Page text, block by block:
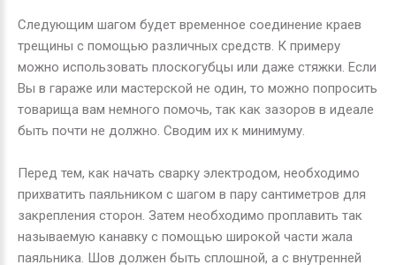
Следующим шагом будет временное соединение краев
трещины с помощью различных средств. К примеру
можно использовать плоскогубцы или даже стяжки. Если
Вы в гараже или мастерской не один, то можно попросить
товарища вам немного помочь, так как зазоров в идеале
быть почти не должно. Сводим их к минимуму.
Перед тем, как начать сварку электродом, необходимо
прихватить паяльником с шагом в пару сантиметров для
закрепления сторон. Затем необходимо проплавить так
называемую канавку с помощью широкой части жала
паяльника. Шов должен быть сплошной, а с внутренней